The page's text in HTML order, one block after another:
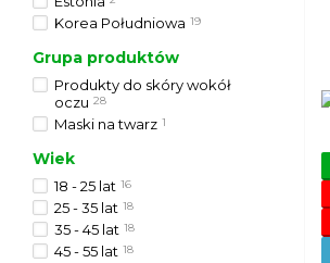
Korea Południowa 19
Grupa produktów
Produkty do skóry wokół
oczu 28
Maski na twarz 1
Wiek
18 - 25 lat 16
25 - 35 lat 18
35 - 45 lat 18
45 - 55 lat 18